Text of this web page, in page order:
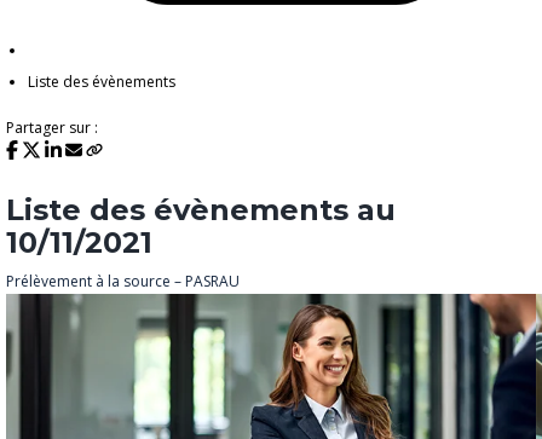
Liste des évènements
Partager sur :
Liste des évènements au
10/11/2021
Prélèvement à la source – PASRAU